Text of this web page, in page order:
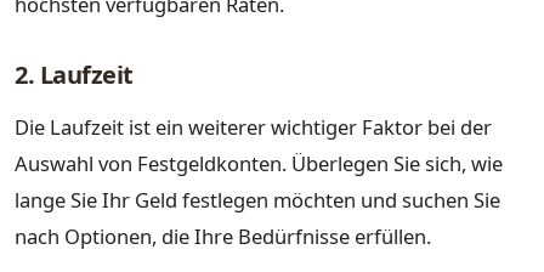
2. Laufzeit
Die Laufzeit ist ein weiterer wichtiger Faktor bei der
Auswahl von Festgeldkonten. Überlegen Sie sich, wie
lange Sie Ihr Geld festlegen möchten und suchen Sie
nach Optionen, die Ihre Bedürfnisse erfüllen.